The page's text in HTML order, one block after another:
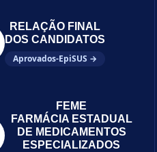
RELAÇÃO FINAL
DOS CANDIDATOS
Aprovados-EpiSUS →
FEME
FARMÁCIA ESTADUAL
DE MEDICAMENTOS
ESPECIALIZADOS